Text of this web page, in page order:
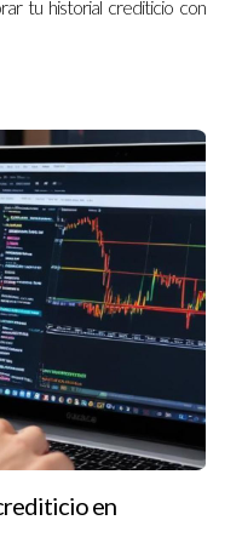
ser residente
En comparación con
maximo del 50% del valor
Los procedimientos
para quienes no conocen
han utilizado préstamos
a Ana, una expatriada
tu historial crediticio con
en